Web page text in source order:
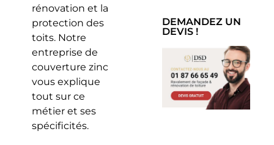
rénovation et la
protection des
toits. Notre
entreprise de
couverture zinc
vous explique
tout sur ce
métier et ses
spécificités.
DEMANDEZ UN
DEVIS !